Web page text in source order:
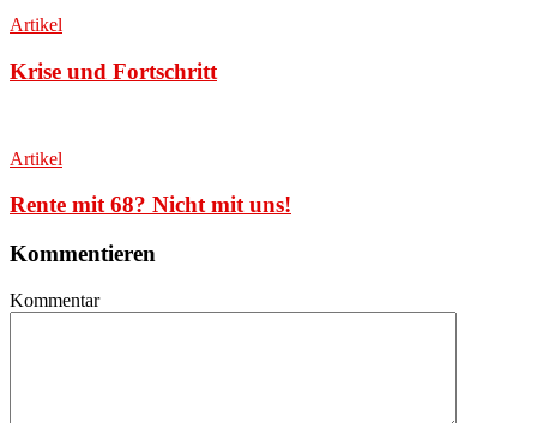
Artikel
Krise und Fortschritt
Artikel
Rente mit 68? Nicht mit uns!
Kommentieren
Kommentar